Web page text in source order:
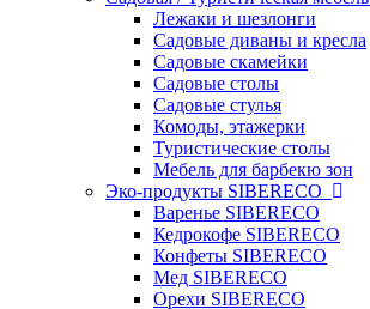
Лежаки и шезлонги
Садовые диваны и кресла
Садовые скамейки
Садовые столы
Садовые стулья
Комоды, этажерки
Туристические столы
Мебель для барбекю зон
Эко-продукты SIBERECO
Варенье SIBERECO
Кедрокофе SIBERECO
Конфеты SIBERECO
Мед SIBERECO
Орехи SIBERECO